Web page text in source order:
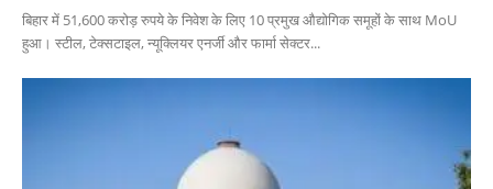
बिहार में 51,600 करोड़ रुपये के निवेश के लिए 10 प्रमुख औद्योगिक समूहों के साथ MoU
हुआ। स्टील, टेक्सटाइल, न्यूक्लियर एनर्जी और फार्मा सेक्टर...